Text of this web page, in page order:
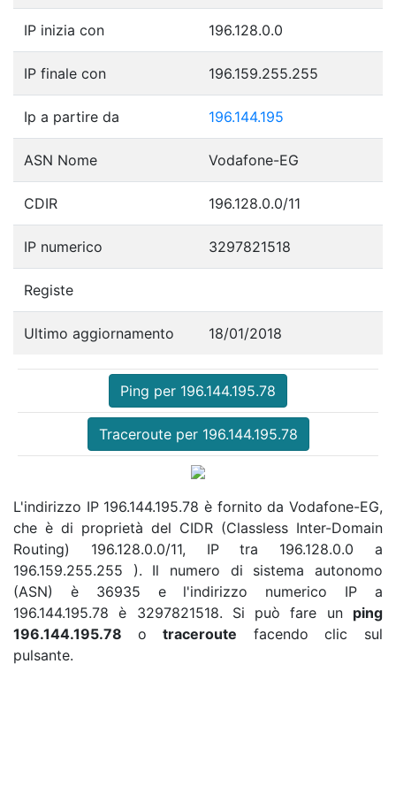
IP inizia con 196.128.0.0
IP finale con 196.159.255.255
Ip a partire da 196.144.195
ASN Nome Vodafone-EG
CDIR 196.128.0.0/11
IP numerico 3297821518
Registe
Ultimo aggiornamento 18/01/2018
Ping per 196.144.195.78
Traceroute per 196.144.195.78
L'indirizzo IP 196.144.195.78 è fornito da Vodafone-EG,
che è di proprietà del CIDR (Classless Inter-Domain
Routing) 196.128.0.0/11, IP tra 196.128.0.0 a
196.159.255.255 ). Il numero di sistema autonomo
(ASN) è 36935 e l'indirizzo numerico IP a
196.144.195.78 è 3297821518. Si può fare un ping
196.144.195.78 otraceroute facendo clic sul
pulsante.